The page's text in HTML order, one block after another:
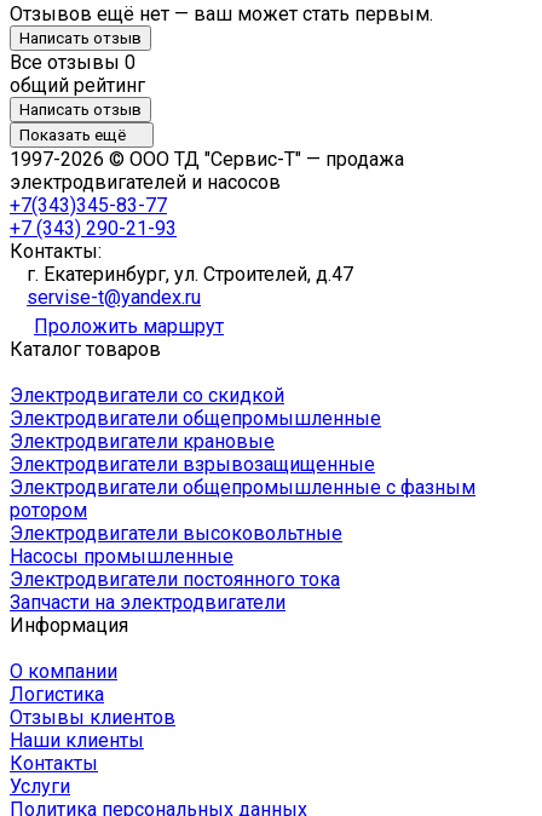
Отзывов ещё нет — ваш может стать первым.
Написать отзыв
Все отзывы 0
общий рейтинг
Написать отзыв
Показать ещё
1997-2026 © ООО ТД "Сервис-Т" — продажа
электродвигателей и насосов
+7(343)345-83-77
+7 (343) 290-21-93
Контакты:
г. Екатеринбург, ул. Строителей, д.47
servise-t@yandex.ru
Проложить маршрут
Каталог товаров
Электродвигатели со скидкой
Электродвигатели общепромышленные
Электродвигатели крановые
Электродвигатели взрывозащищенные
Электродвигатели общепромышленные с фазным
ротором
Электродвигатели высоковольтные
Насосы промышленные
Электродвигатели постоянного тока
Запчасти на электродвигатели
Информация
О компании
Логистика
Отзывы клиентов
Наши клиенты
Контакты
Услуги
Политика персональных данных